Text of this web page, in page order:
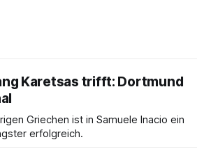
Karetsas trifft: Dortmund
Griechen ist in Samuele Inacio ein
erfolgreich.